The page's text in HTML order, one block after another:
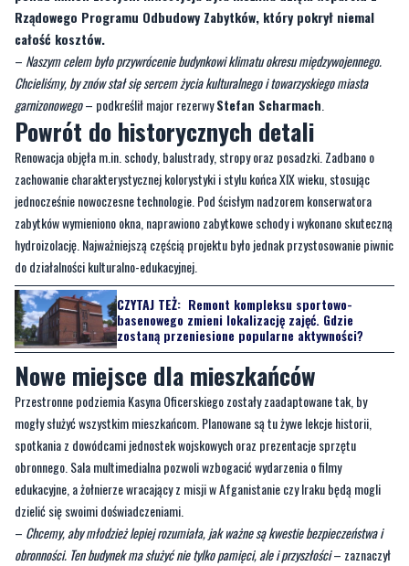
Rządowego Programu Odbudowy Zabytków, który pokrył niemal
całość kosztów.
– Naszym celem było przywrócenie budynkowi klimatu okresu międzywojennego.
Chcieliśmy, by znów stał się sercem życia kulturalnego i towarzyskiego miasta
garnizonowego– podkreślił major rezerwyStefan Scharmach.
Powrót do historycznych detali
Renowacja objęła m.in. schody, balustrady, stropy oraz posadzki. Zadbano o
zachowanie charakterystycznej kolorystyki i stylu końca XIX wieku, stosując
jednocześnie nowoczesne technologie. Pod ścisłym nadzorem konserwatora
zabytków wymieniono okna, naprawiono zabytkowe schody i wykonano skuteczną
hydroizolację. Najważniejszą częścią projektu było jednak przystosowanie piwnic
do działalności kulturalno-edukacyjnej.
CZYTAJ TEŻ: Remont kompleksu sportowo-
basenowego zmieni lokalizację zajęć. Gdzie
zostaną przeniesione popularne aktywności?
Nowe miejsce dla mieszkańców
Przestronne podziemia Kasyna Oficerskiego zostały zaadaptowane tak, by
mogły służyć wszystkim mieszkańcom. Planowane są tu żywe lekcje historii,
spotkania z dowódcami jednostek wojskowych oraz prezentacje sprzętu
obronnego. Sala multimedialna pozwoli wzbogacić wydarzenia o filmy
edukacyjne, a żołnierze wracający z misji w Afganistanie czy Iraku będą mogli
dzielić się swoimi doświadczeniami.
– Chcemy, aby młodzież lepiej rozumiała, jak ważne są kwestie bezpieczeństwa i
obronności. Ten budynek ma służyć nie tylko pamięci, ale i przyszłości– zaznaczył